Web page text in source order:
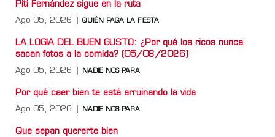
Piti Fernández sigue en la ruta
Ago 05, 2026 QUIÉN PAGA LA FIESTA
LA LOGIA DEL BUEN GUSTO: ¿Por qué los ricos nunca
sacan fotos a la comida? (05/08/2026)
Ago 05, 2026 NADIE NOS PARA
Por qué caer bien te está arruinando la vida
Ago 05, 2026 NADIE NOS PARA
Que sepan quererte bien